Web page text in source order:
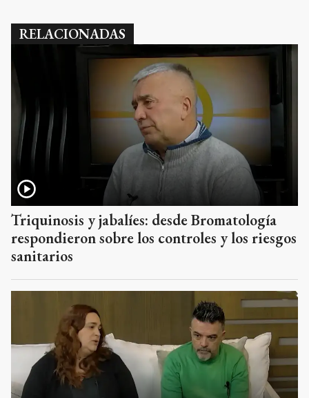
RELACIONADAS
Triquinosis y jabalíes: desde Bromatología
respondieron sobre los controles y los riesgos
sanitarios